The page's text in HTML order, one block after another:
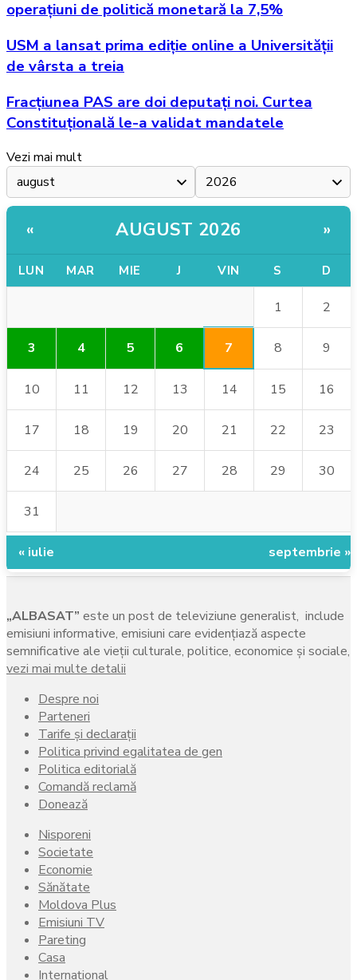
operațiuni de politică monetară la 7,5%
USM a lansat prima ediție online a Universității
de vârsta a treia
Fracțiunea PAS are doi deputați noi. Curtea
Constituțională le-a validat mandatele
Vezi mai mult
« AUGUST 2026 »
LUN MAR MIE J VIN S D
1 2
3 4 5 6 7 8 9
10 11 12 13 14 15 16
17 18 19 20 21 22 23
24 25 26 27 28 29 30
31
« iulie septembrie »
„ALBASAT” este un post de televiziune generalist, include
emisiuni informative, emisiuni care evidenţiază aspecte
semnificative ale vieţii culturale, politice, economice şi sociale,
vezi mai multe detalii
Despre noi
Parteneri
Tarife și declarații
Politica privind egalitatea de gen
Politica editorială
Comandă reclamă
Donează
Nisporeni
Societate
Economie
Sănătate
Moldova Plus
Emisiuni TV
Pareting
Casa
Internațional